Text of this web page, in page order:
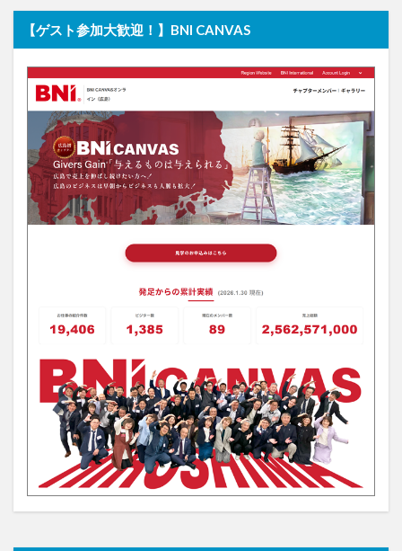
【ゲスト参加大歓迎！】BNI CANVAS